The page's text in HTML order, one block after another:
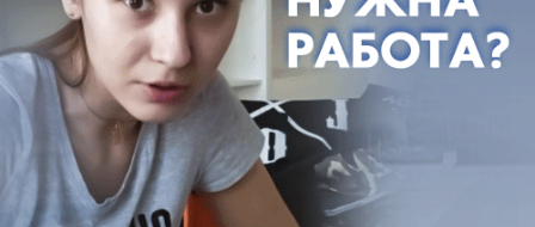
Общество
В ДНР 6 августа ожидается жара до +36 и
высокая пожароопасность
МЧС предупредило о 4-м классе
пожароопасности в ДНР